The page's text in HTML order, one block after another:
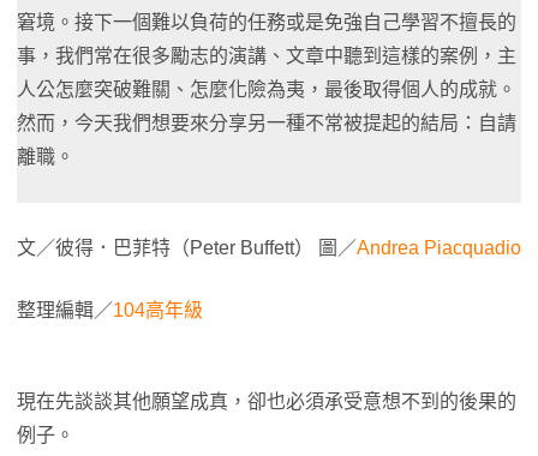
窘境。接下一個難以負荷的任務或是免強自己學習不擅長的
事，我們常在很多勵志的演講、文章中聽到這樣的案例，主
人公怎麼突破難關、怎麼化險為夷，最後取得個人的成就。
然而，今天我們想要來分享另一種不常被提起的結局：自請
離職。
文／彼得．巴菲特（Peter Buffett） 圖／Andrea Piacquadio
整理編輯／104高年級
現在先談談其他願望成真，卻也必須承受意想不到的後果的
例子。